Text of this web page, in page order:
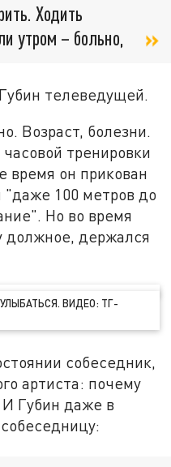
Ходить
утром – больно,
телеведущей.
Возраст, болезни.
тренировки
время он прикован
"даже 100 метров до
Но во время
должное, держался
ВИДЕО: ТГ-
собеседник,
артиста: почему
Губин даже в